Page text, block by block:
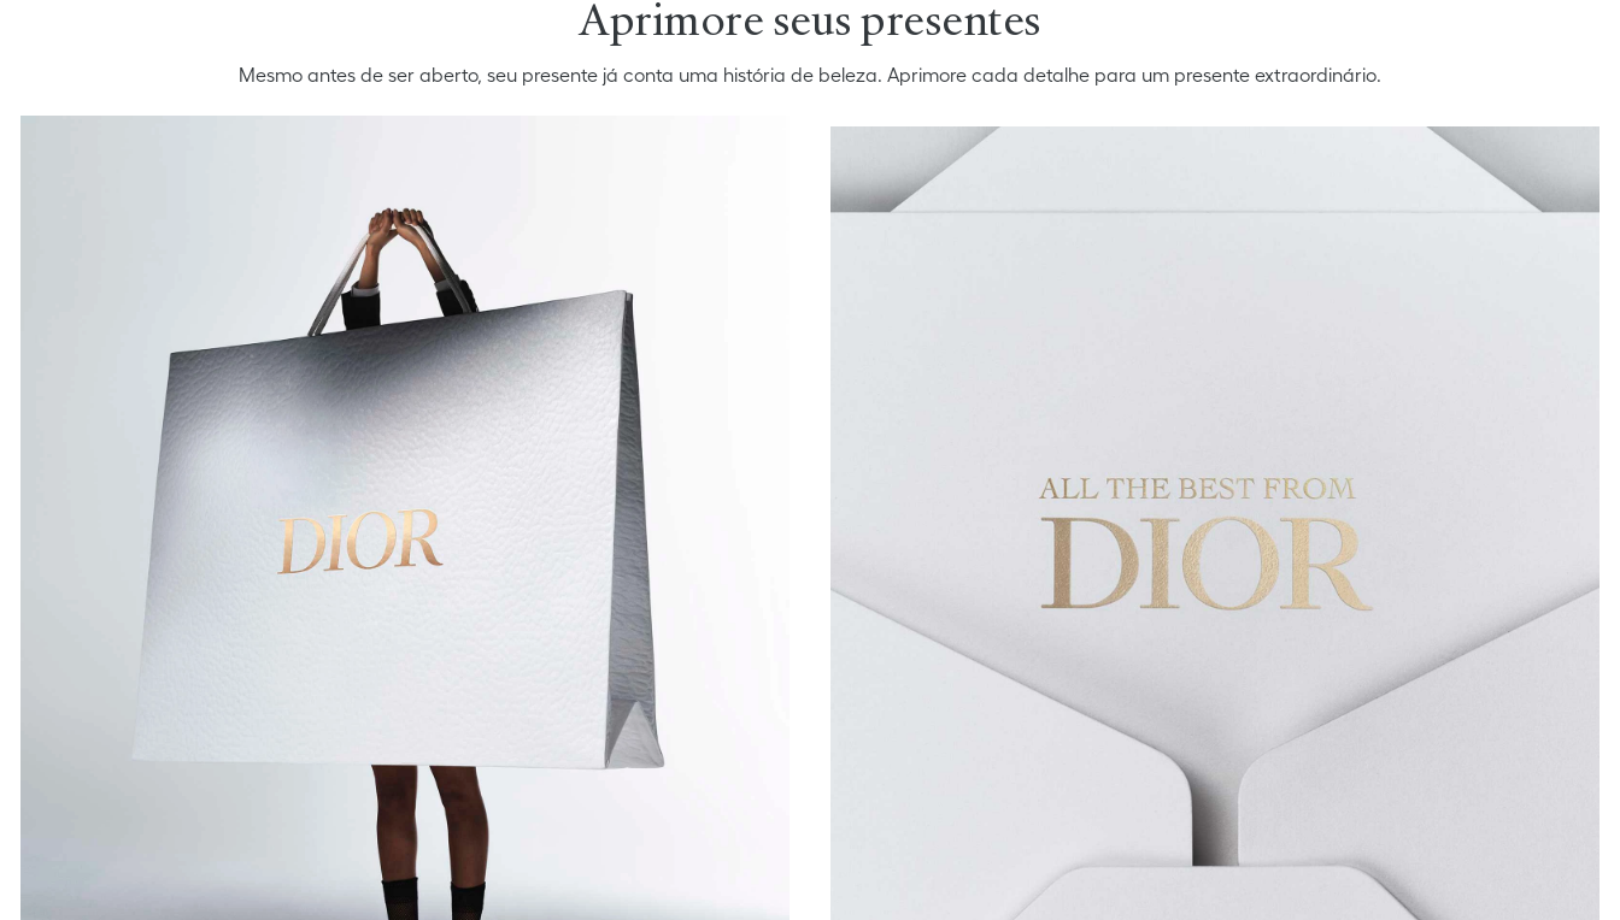
Aprimore seus presentes
Mesmo antes de ser aberto, seu presente já conta uma história de beleza. Aprimore cada detalhe para um presente extraordinário.